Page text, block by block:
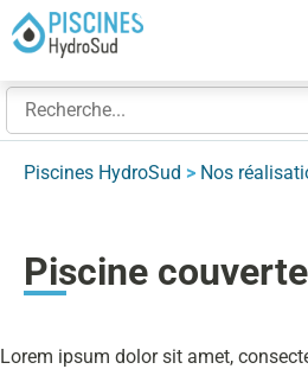
Piscines HydroSud > Nos
Piscine couverte
Lorem ipsum dolor sit amet,